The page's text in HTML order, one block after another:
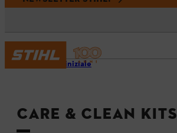
Pagina iniziale
CARE & CLEAN KITS